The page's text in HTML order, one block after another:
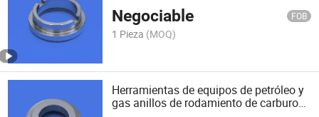
Negociable FOB
1 Pieza (MOQ)
Herramientas de equipos de petróleo y
gas anillos de rodamiento de carburo